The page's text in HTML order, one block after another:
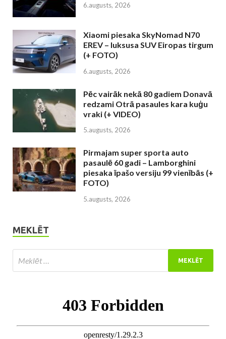
6.augusts, 2026
Xiaomi piesaka SkyNomad N70
EREV – luksusa SUV Eiropas tirgum
(+ FOTO)
6.augusts, 2026
Pēc vairāk nekā 80 gadiem Donavā
redzami Otrā pasaules kara kuģu
vraki (+ VIDEO)
5.augusts, 2026
Pirmajam super sporta auto
pasaulē 60 gadi – Lamborghini
piesaka īpašo versiju 99 vienībās (+
FOTO)
5.augusts, 2026
MEKLĒT